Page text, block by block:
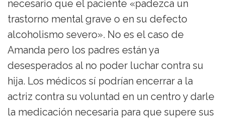
necesario que el paciente «padezca un
trastorno mental grave o en su defecto
alcoholismo severo». No es el caso de
Amanda pero los padres están ya
desesperados al no poder luchar contra su
hija. Los médicos sí podrían encerrar a la
actriz contra su voluntad en un centro y darle
la medicación necesaria para que supere sus